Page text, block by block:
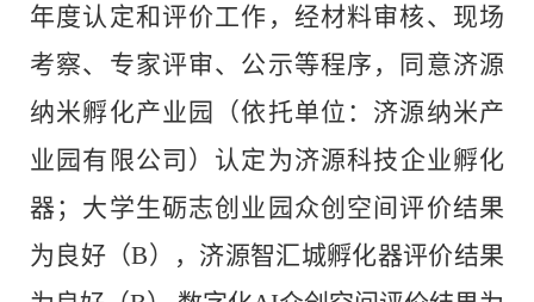
年度认定和评价工作， 经材料审核、现场
考察、 专家评审、公示等程序，同意济源
纳米孵化产业园
（依托单位： 济源纳米产
业园有限公司 ） 认定为济源科技企业孵化
器； 大学生砺志创业园众创空间评价结果
为 良好 （B），济源智汇城孵化器评价结果